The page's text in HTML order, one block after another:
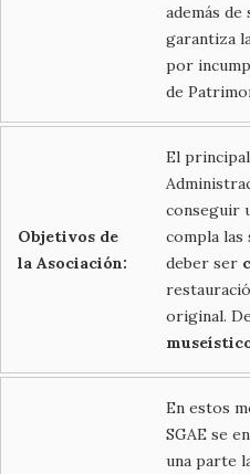
además
garantiza
por
de
Objetivos de
la Asociación:
El
conseguir
compla las
deber ser
original.
En estos
SGAE se
una parte